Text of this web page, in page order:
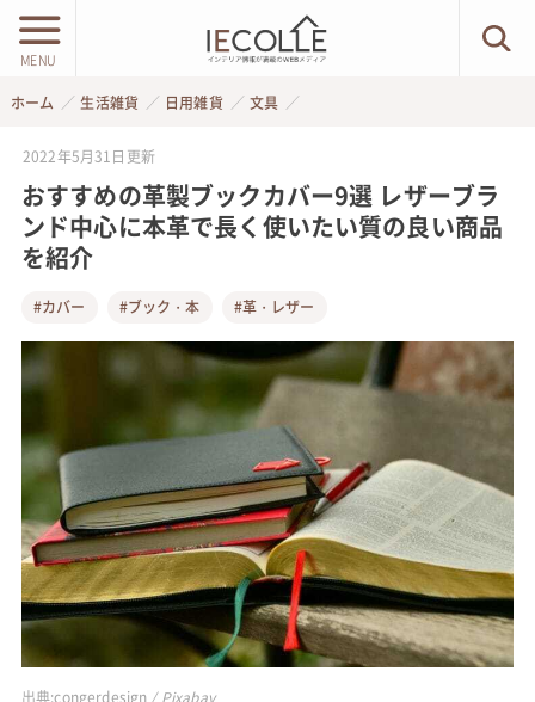
MENU
ホーム 生活雑貨 日用雑貨 文具
2022年5月31日 更新
おすすめの革製ブックカバー9選 レザーブラ
ンド中心に本革で長く使いたい質の良い商品
を紹介
#カバー #ブック・本 #革・レザー
出典:congerdesign / Pixabay